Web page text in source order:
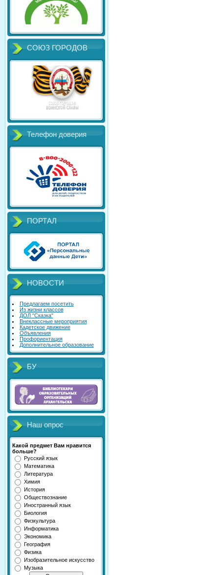
СОЮЗ ГОРОДОВ
Телефон доверия
ПОРТАЛ
НОВОСТИ
Предлагаем посетить
Из жизни классов
ДОЛ "Сказка"
Внеклассные мероприятия
Кадетское движение
Объявления
Профориентация
Дополнительное образование
БУ
Наш опрос
Какой предмет Вам нравится
больше?
Русский язык
Математика
Литература
Химия
История
Обществознание
Иностранный язык
Биология
Физкультура
Информатика
Экономика
География
Физика
Изобразительное искусство
Музыка